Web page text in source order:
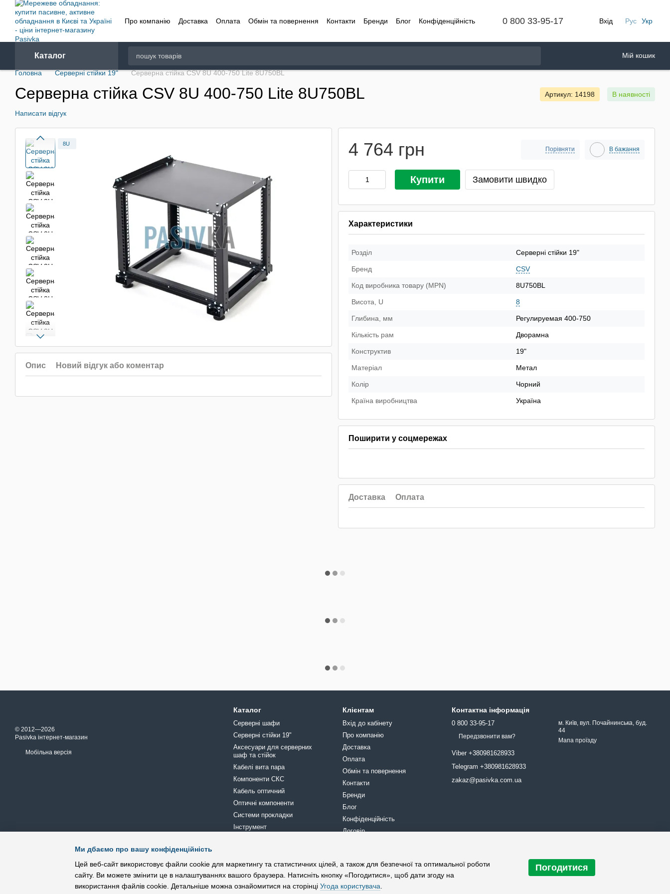
Перейти до основного контенту
Про компанію
Доставка Оплата Обмін та повернення Контакти Бренди Блог
Конфіденційність
0 800 33-95-17 Вхід Рус Укр
Каталог Мій кошик
Головна Серверні стійки 19" Серверна стійка CSV 8U 400-750 Lite 8U750BL
Серверна стійка CSV 8U 400-750 Lite 8U750BL
Написати відгук
В наявності
Артикул: 14198
8U
Опис Новий відгук або коментар
4 764 грн Порівняти В бажання
Купити Замовити швидко
Характеристики
Розділ Серверні стійки 19"
Бренд CSV
Код виробника товару (MPN) 8U750BL
Висота, U 8
Глибина, мм Регулируемая 400-750
Кількість рам Дворамна
Конструктив 19"
Матеріал Метал
Колір Чорний
Країна виробництва Україна
Поширити у соцмережах
Доставка Оплата
© 2012—2026
Pasivka інтернет-магазин
Мобільна версія
Каталог
Серверні шафи
Серверні стійки 19"
Аксесуари для серверних
шаф та стійок
Кабелі вита пара
Компоненти СКС
Кабель оптичний
Оптичні компоненти
Системи прокладки
Інструмент
Електрика
Клієнтам
Вхід до кабінету
Про компанію
Доставка
Оплата
Обмін та повернення
Контакти
Бренди
Блог
Конфіденційність
Договір
Контактна інформація
0 800 33-95-17
Передзвонити вам?
Viber +380981628933
Telegram +380981628933
zakaz@pasivka.com.ua
м. Київ, вул. Почайнинська, буд.
44
Мапа проїзду
Ми дбаємо про вашу конфіденційність
Цей веб-сайт використовує файли cookie для маркетингу та статистичних цілей, а також для безпечної та оптимальної роботи
сайту. Ви можете змінити це в налаштуваннях вашого браузера. Натисніть кнопку «Погодитися», щоб дати згоду на
використання файлів cookie. Детальніше можна ознайомитися на сторінці Угода користувача
Погодитися